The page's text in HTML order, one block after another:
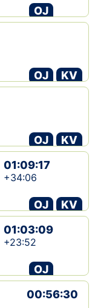
OJ
OJ
KV
OJ
KV
01:09:17
+34:06
OJ
KV
01:03:09
+23:52
OJ
00:56:30